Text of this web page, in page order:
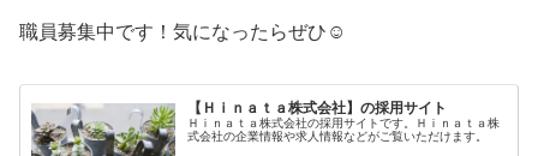
職員募集中です！気になったらぜひ☺
【Ｈｉｎａｔａ株式会社】の採用サイト
Ｈｉｎａｔａ株式会社の採用サイトです。Ｈｉｎａｔａ株
式会社の企業情報や求人情報などがご覧いただけます。